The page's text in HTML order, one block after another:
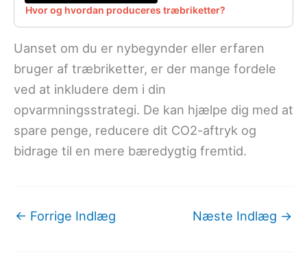
Hvor og hvordan produceres træbriketter?
Uanset om du er nybegynder eller erfaren
bruger af træbriketter, er der mange fordele
ved at inkludere dem i din
opvarmningsstrategi. De kan hjælpe dig med at
spare penge, reducere dit CO2-aftryk og
bidrage til en mere bæredygtig fremtid.
← Forrige Indlæg Næste Indlæg →